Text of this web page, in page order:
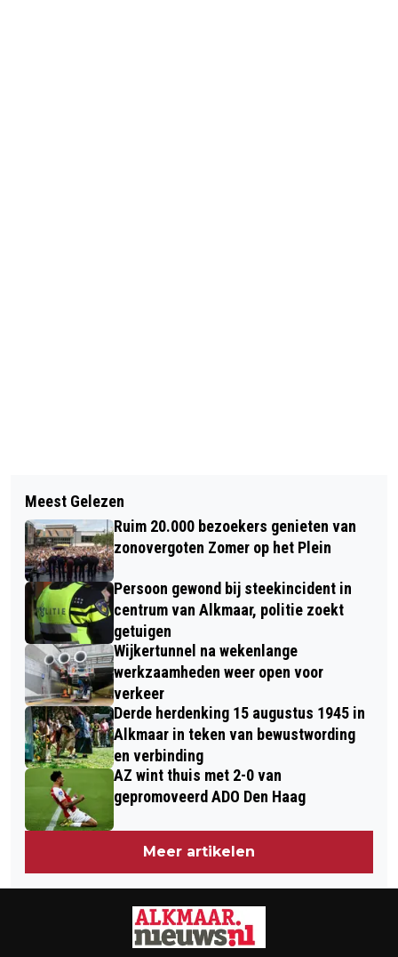
NATUUREXCURSIE MET DE
BOSWACHTER DOOR DE OERNATUUR
VAN HET LIMMERDIE
MUSICALTHEATERVERENIGING DE
HANSWIJCKERS BRENGT DE MAGIE
VAN TIEN MUSICALS SAMEN IN ÉÉN
VOORSTELLING
Meest Gelezen
Ruim 20.000 bezoekers genieten van
zonovergoten Zomer op het Plein
Persoon gewond bij steekincident in
centrum van Alkmaar, politie zoekt
getuigen
Wijkertunnel na wekenlange
werkzaamheden weer open voor
verkeer
Derde herdenking 15 augustus 1945 in
Alkmaar in teken van bewustwording
en verbinding
AZ wint thuis met 2-0 van
gepromoveerd ADO Den Haag
Meer artikelen